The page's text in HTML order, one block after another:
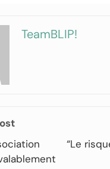
TeamBLIP!
“Le